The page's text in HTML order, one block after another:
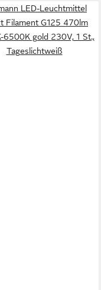
LED-Leuchtmittel
Filament G125 470lm
6500K gold 230V, 1 St.,
Tageslichtweiß